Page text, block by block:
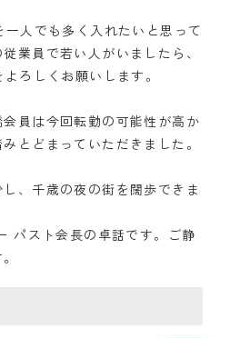
人でも多く入れたいと思って
業員で若い人がいましたら、
ろしくお願いします。
員は今回転勤の可能性が高か
とどまっていただきました。
、千歳の夜の街を闊歩できま
パスト会長の卓話です。ご静